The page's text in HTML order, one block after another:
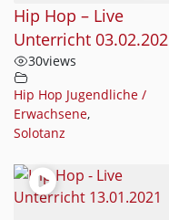
Hip Hop – Live
Unterricht
30views
Hip Hop Jugendliche /
Erwachsene,
Solotanz